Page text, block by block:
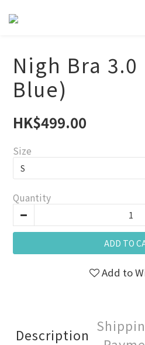
Nigh Bra 3.0
Blue)
HK$499.00
Size
Quantity
ADD TO
Add to
Description